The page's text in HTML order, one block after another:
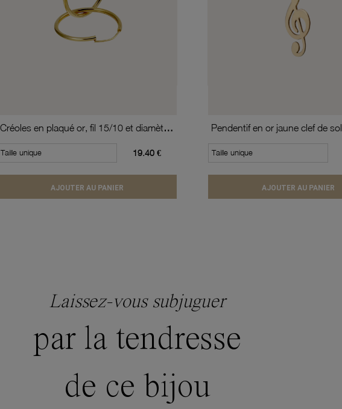
Créoles en plaqué or, fil 15/10 et diamètre 20 mm
Taille unique 19.40 €
AJOUTER AU PANIER
Pendentif en or jaune clef de sol
Taille unique
AJOUTER AU PANIER
Laissez-vous subjuguer
par la tendresse
de ce bijou